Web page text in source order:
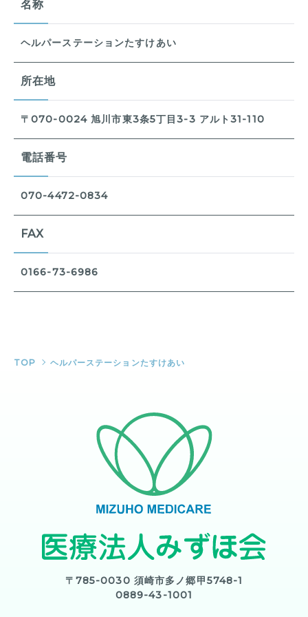
名称
ヘルパーステーションたすけあい
所在地
〒070-0024 旭川市東3条5丁目3-3 アルト31-110
電話番号
070-4472-0834
FAX
0166-73-6986
TOP ヘルパーステーションたすけあい
〒785-0030 須崎市多ノ郷甲5748-1
0889-43-1001